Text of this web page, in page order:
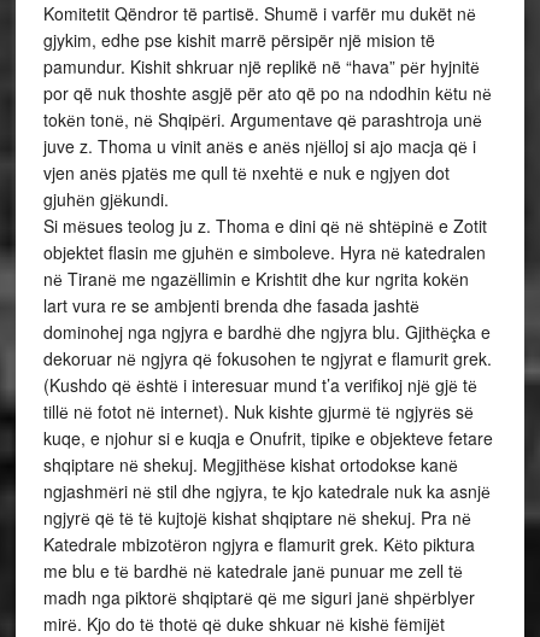
Komitetit Qëndror të partisë. Shumë i varfër mu dukët nё
gjykim, edhe pse kishit marrë përsipër një mision të
pamundur. Kishit shkruar një replikë në “hava” pёr hyjnitё
por që nuk thoshte asgjë për ato që po na ndodhin kёtu nё
tokёn tonё, nё Shqipёri. Argumentave qё parashtroja unё
juve z. Thoma u vinit anёs e anёs njёlloj si ajo macja qё i
vjen anёs pjatёs me qull tё nxehtё e nuk e ngjyen dot
gjuhёn gjёkundi.
Si mёsues teolog ju z. Thoma e dini qё nё shtёpinё e Zotit
objektet flasin me gjuhёn e simboleve. Hyra nё katedralen
nё Tiranё me ngazёllimin e Krishtit dhe kur ngrita kokёn
lart vura re se ambjenti brenda dhe fasada jashtё
dominohej nga ngjyra e bardhё dhe ngjyra blu. Gjithёçka e
dekoruar nё ngjyra qё fokusohen te ngjyrat e flamurit grek.
(Kushdo qё ёshtё i interesuar mund t’a verifikoj njё gjё tё
tillё nё fotot nё internet). Nuk kishte gjurmё tё ngjyrёs sё
kuqe, e njohur si e kuqja e Onufrit, tipike e objekteve fetare
shqiptare nё shekuj. Megjithёse kishat ortodokse kanё
ngjashmёri nё stil dhe ngjyra, te kjo katedrale nuk ka asnjё
ngjyrё qё tё tё kujtojё kishat shqiptare nё shekuj. Pra nё
Katedrale mbizotёron ngjyra e flamurit grek. Kёto piktura
me blu e tё bardhё nё katedrale janё punuar me zell tё
madh nga piktorё shqiptarё qё me siguri janё shpёrblyer
mirё. Kjo do tё thotё qё duke shkuar nё kishё fёmijёt